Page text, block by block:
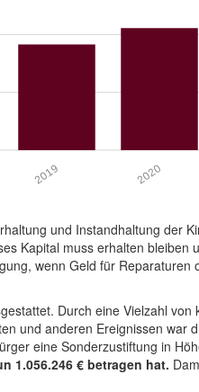
2020
2019
und Instandhaltung der
Kapital muss erhalten bleiben
wenn Geld für Reparaturen
Durch eine Vielzahl von
und anderen Ereignissen war
eine Sonderzustiftung in
1.056.246 € betragen hat.